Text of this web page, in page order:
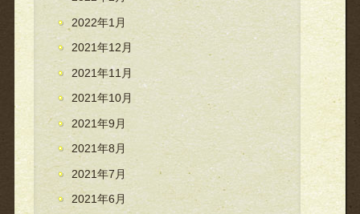
2022年1月
2021年12月
2021年11月
2021年10月
2021年9月
2021年8月
2021年7月
2021年6月